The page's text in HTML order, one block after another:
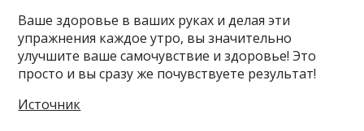
Ваше здоровье в ваших руках и делая эти
упражнения каждое утро, вы значительно
улучшите ваше самочувствие и здоровье! Это
просто и вы сразу же почувствуете результат!
Источник